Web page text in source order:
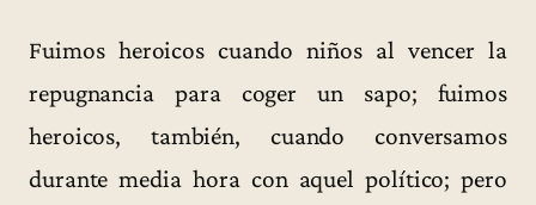
Fuimos heroicos cuando niños al vencer la
repugnancia para coger un sapo; fuimos
heroicos, también, cuando conversamos
durante media hora con aquel político; pero